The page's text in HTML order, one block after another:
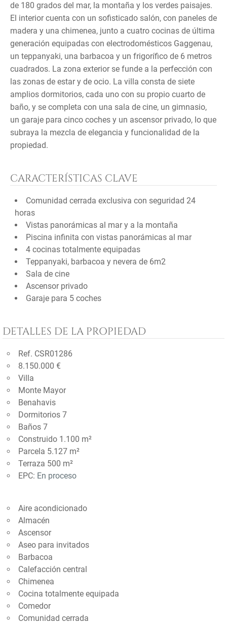
de 180 grados del mar, la montaña y los verdes paisajes.
El interior cuenta con un sofisticado salón, con paneles de
madera y una chimenea, junto a cuatro cocinas de última
generación equipadas con electrodomésticos Gaggenau,
un teppanyaki, una barbacoa y un frigorífico de 6 metros
cuadrados. La zona exterior se funde a la perfección con
las zonas de estar y de ocio. La villa consta de siete
amplios dormitorios, cada uno con su propio cuarto de
baño, y se completa con una sala de cine, un gimnasio,
un garaje para cinco coches y un ascensor privado, lo que
subraya la mezcla de elegancia y funcionalidad de la
propiedad.
CARACTERÍSTICAS CLAVE
Comunidad cerrada exclusiva con seguridad 24
horas
Vistas panorámicas al mar y a la montaña
Piscina infinita con vistas panorámicas al mar
4 cocinas totalmente equipadas
Teppanyaki, barbacoa y nevera de 6m2
Sala de cine
Ascensor privado
Garaje para 5 coches
DETALLES DE LA PROPIEDAD
Ref. CSR01286
8.150.000 €
Villa
Monte Mayor
Benahavis
Dormitorios 7
Baños 7
Construido 1.100 m²
Parcela 5.127 m²
Terraza 500 m²
EPC: En proceso
Aire acondicionado
Almacén
Ascensor
Aseo para invitados
Barbacoa
Calefacción central
Chimenea
Cocina totalmente equipada
Comedor
Comunidad cerrada